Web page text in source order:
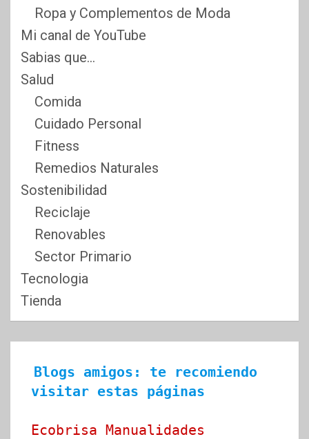
Ropa y Complementos de Moda
Mi canal de YouTube
Sabias que…
Salud
Comida
Cuidado Personal
Fitness
Remedios Naturales
Sostenibilidad
Reciclaje
Renovables
Sector Primario
Tecnologia
Tienda
Blogs amigos: te recomiendo
visitar estas páginas
Ecobrisa Manualidades